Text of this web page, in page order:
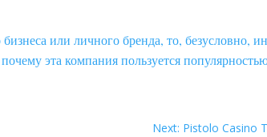
или личного бренда, то, безусловно,
эта компания пользуется
Next: Pistolo Casino